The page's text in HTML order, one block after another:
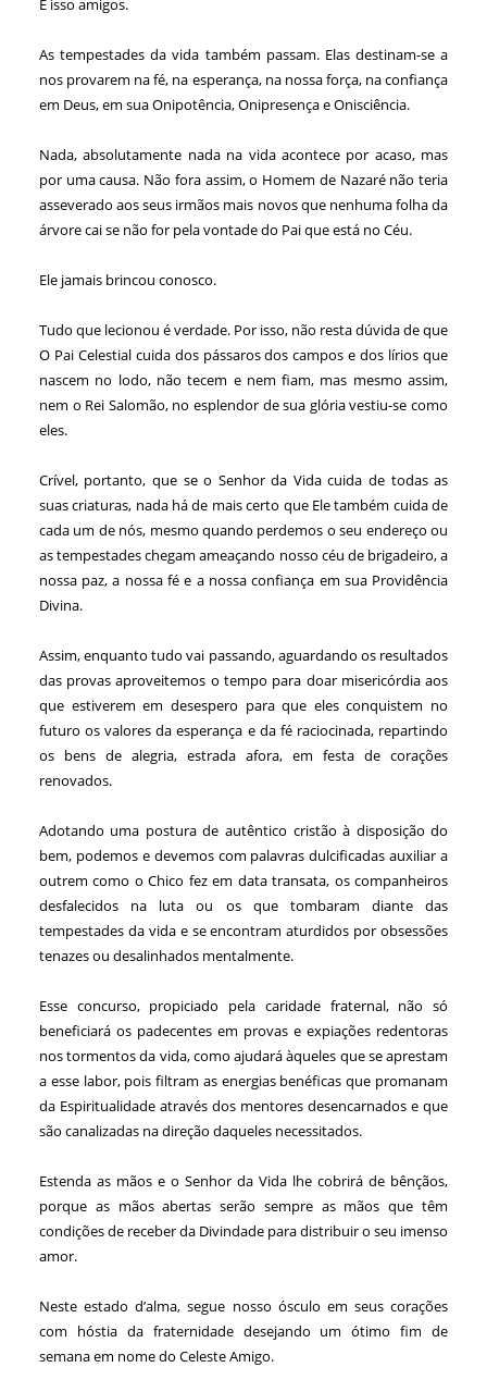
É isso amigos.
As tempestades da vida também passam. Elas destinam-se a
nos provarem na fé, na esperança, na nossa força, na confiança
em Deus, em sua Onipotência, Onipresença e Onisciência.
Nada, absolutamente nada na vida acontece por acaso, mas
por uma causa. Não fora assim, o Homem de Nazaré não teria
asseverado aos seus irmãos mais novos que nenhuma folha da
árvore cai se não for pela vontade do Pai que está no Céu.
Ele jamais brincou conosco.
Tudo que lecionou é verdade. Por isso, não resta dúvida de que
O Pai Celestial cuida dos pássaros dos campos e dos lírios que
nascem no lodo, não tecem e nem fiam, mas mesmo assim,
nem o Rei Salomão, no esplendor de sua glória vestiu-se como
eles.
Crível, portanto, que se o Senhor da Vida cuida de todas as
suas criaturas, nada há de mais certo que Ele também cuida de
cada um de nós, mesmo quando perdemos o seu endereço ou
as tempestades chegam ameaçando nosso céu de brigadeiro, a
nossa paz, a nossa fé e a nossa confiança em sua Providência
Divina.
Assim, enquanto tudo vai passando, aguardando os resultados
das provas aproveitemos o tempo para doar misericórdia aos
que estiverem em desespero para que eles conquistem no
futuro os valores da esperança e da fé raciocinada, repartindo
os bens de alegria, estrada afora, em festa de corações
renovados.
Adotando uma postura de autêntico cristão à disposição do
bem, podemos e devemos com palavras dulcificadas auxiliar a
outrem como o Chico fez em data transata, os companheiros
desfalecidos na luta ou os que tombaram diante das
tempestades da vida e se encontram aturdidos por obsessões
tenazes ou desalinhados mentalmente.
Esse concurso, propiciado pela caridade fraternal, não só
beneficiará os padecentes em provas e expiações redentoras
nos tormentos da vida, como ajudará àqueles que se aprestam
a esse labor, pois filtram as energias benéficas que promanam
da Espiritualidade através dos mentores desencarnados e que
são canalizadas na direção daqueles necessitados.
Estenda as mãos e o Senhor da Vida lhe cobrirá de bênçãos,
porque as mãos abertas serão sempre as mãos que têm
condições de receber da Divindade para distribuir o seu imenso
amor.
Neste estado d’alma, segue nosso ósculo em seus corações
com hóstia da fraternidade desejando um ótimo fim de
semana em nome do Celeste Amigo.